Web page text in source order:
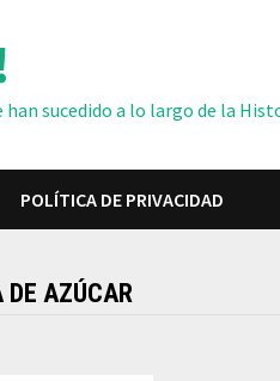
han sucedido a lo largo de la
POLÍTICA DE PRIVACIDAD
DE AZÚCAR